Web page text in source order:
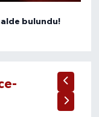
bulundu!